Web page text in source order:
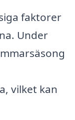
faktorer
Under
vilket kan